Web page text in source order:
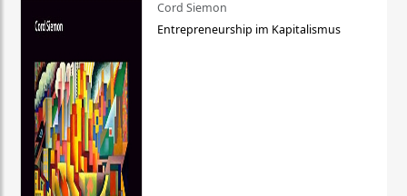
Cord Siemon
Entrepreneurship im Kapitalismus